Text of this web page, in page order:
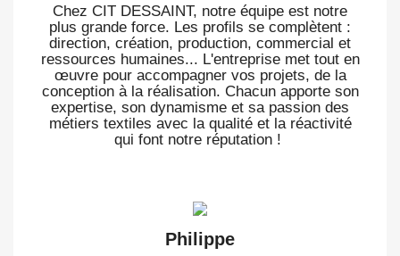
Chez CIT DESSAINT, notre équipe est notre
plus grande force. Les profils se complètent :
direction, création, production, commercial et
ressources humaines... L'entreprise met tout en
œuvre pour accompagner vos projets, de la
conception à la réalisation. Chacun apporte son
expertise, son dynamisme et sa passion des
métiers textiles avec la qualité et la réactivité
qui font notre réputation !
Philippe